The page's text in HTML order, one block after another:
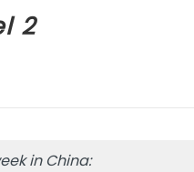
2
in China: